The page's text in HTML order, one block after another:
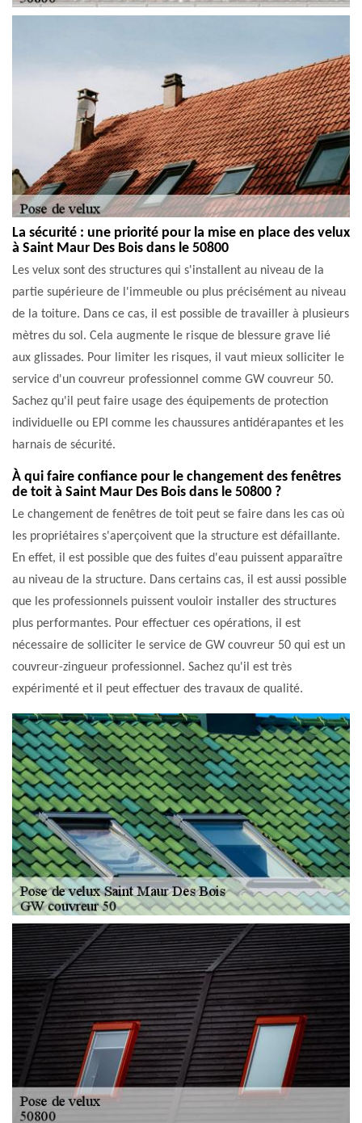
La sécurité : une priorité pour la mise en place des velux
à Saint Maur Des Bois dans le 50800
Les velux sont des structures qui s'installent au niveau de la
partie supérieure de l'immeuble ou plus précisément au niveau
de la toiture. Dans ce cas, il est possible de travailler à plusieurs
mètres du sol. Cela augmente le risque de blessure grave lié
aux glissades. Pour limiter les risques, il vaut mieux solliciter le
service d'un couvreur professionnel comme GW couvreur 50.
Sachez qu'il peut faire usage des équipements de protection
individuelle ou EPI comme les chaussures antidérapantes et les
harnais de sécurité.
À qui faire confiance pour le changement des fenêtres
de toit à Saint Maur Des Bois dans le 50800 ?
Le changement de fenêtres de toit peut se faire dans les cas où
les propriétaires s'aperçoivent que la structure est défaillante.
En effet, il est possible que des fuites d'eau puissent apparaître
au niveau de la structure. Dans certains cas, il est aussi possible
que les professionnels puissent vouloir installer des structures
plus performantes. Pour effectuer ces opérations, il est
nécessaire de solliciter le service de GW couvreur 50 qui est un
couvreur-zingueur professionnel. Sachez qu'il est très
expérimenté et il peut effectuer des travaux de qualité.